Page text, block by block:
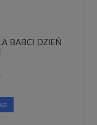
BABCI DZIEŃ